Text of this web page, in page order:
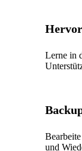
Lerne in
und